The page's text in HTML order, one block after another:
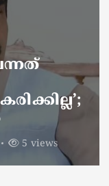
4 views